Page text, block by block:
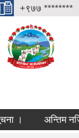
+९७७ ********
अन्तिम नजिता